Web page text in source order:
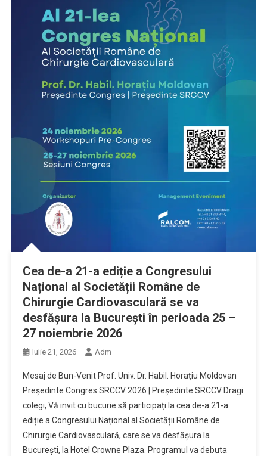
Cea de-a 21-a ediție a Congresului
Național al Societății Române de
Chirurgie Cardiovasculară se va
desfășura la București în perioada 25 –
27 noiembrie 2026
Iulie 21, 2026 Adm
Mesaj de Bun-Venit Prof. Univ. Dr. Habil. Horațiu Moldovan
Președinte Congres SRCCV 2026 | Președinte SRCCV Dragi
colegi, Vă invit cu bucurie să participați la cea de-a 21-a
ediție a Congresului Național al Societății Române de
Chirurgie Cardiovasculară, care se va desfășura la
București, la Hotel Crowne Plaza. Programul va debuta